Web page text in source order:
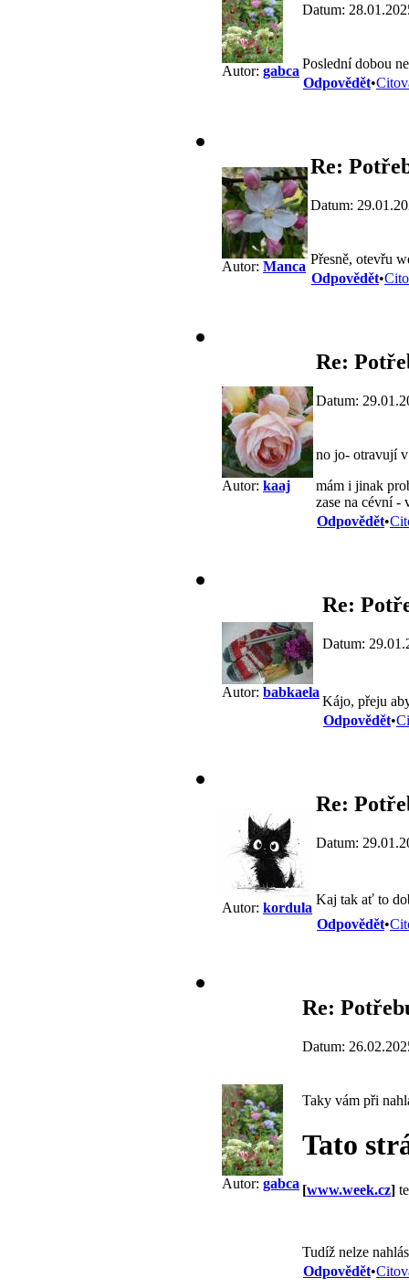
Autor: gabca
Datum:
Poslední dobou
Odpovědět•
Autor: Manca
Re:
Datum:
Přesně, otevřu
Odpovědět•
Autor: kaaj
Re:
Datum:
no jo- otravují
mám i jinak
zase na cévní -
Odpovědět•
Autor: babkaela
Re:
Datum:
Kájo, přeju
Odpovědět•
Autor: kordula
Re:
Datum:
Kaj tak ať to
Odpovědět•
Autor: gabca
Re:
Datum:
Taky vám při
Tato
[www.week.cz]
Tudíž nelze
Odpovědět•